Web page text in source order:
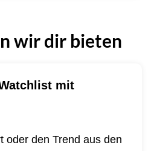
wir dir bieten
mit
oder den Trend aus den